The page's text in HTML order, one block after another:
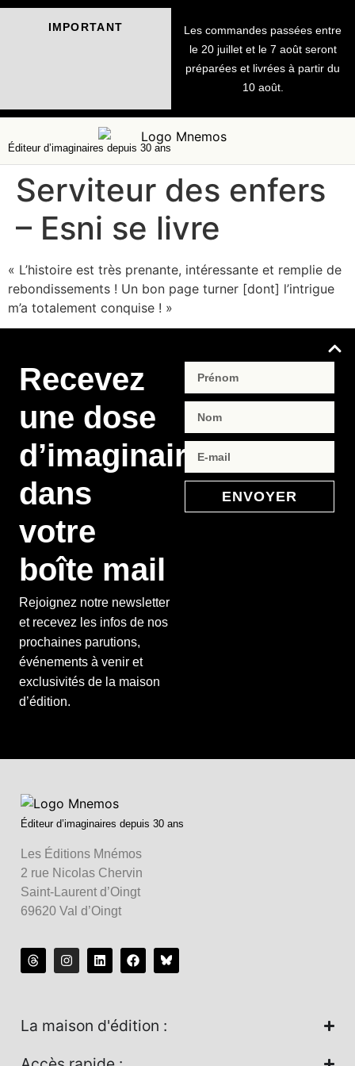
IMPORTANT
Les commandes passées entre
le 20 juillet et le 7 août seront
préparées et livrées à partir du
10 août.
Éditeur d’imaginaires depuis 30 ans
Serviteur des enfers
– Esni se livre
« L’histoire est très prenante, intéressante et remplie de
rebondissements ! Un bon page turner [dont] l’intrigue
m’a totalement conquise ! »
Recevez
une dose
d’imaginaire
dans
votre
boîte mail
Rejoignez notre newsletter
et recevez les infos de nos
prochaines parutions,
événements à venir et
exclusivités de la maison
d’édition.
ENVOYER
Éditeur d’imaginaires depuis 30 ans
Les Éditions Mnémos
2 rue Nicolas Chervin
Saint-Laurent d’Oingt
69620 Val d’Oingt
La maison d'édition :